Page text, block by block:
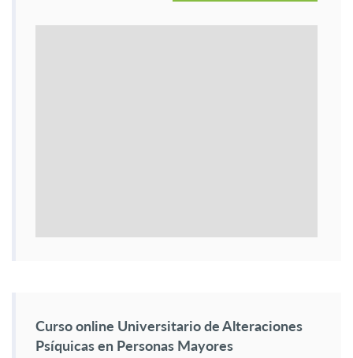
Curso online Universitario de Alteraciones
Psíquicas en Personas Mayores